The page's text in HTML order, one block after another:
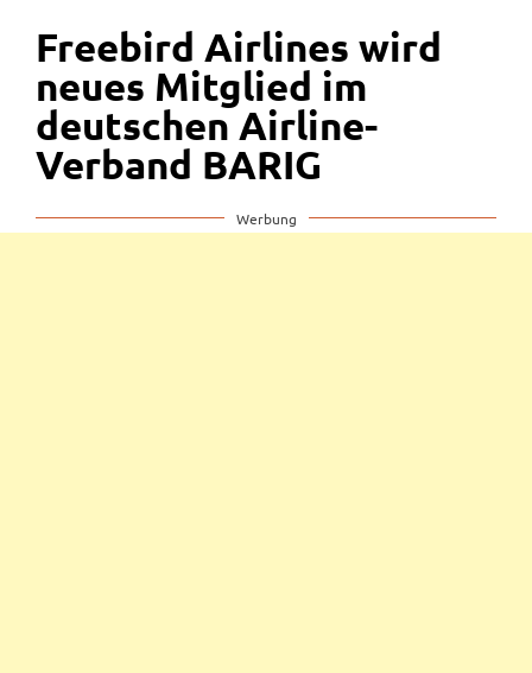
Freebird Airlines wird
neues Mitglied im
deutschen Airline-
Verband BARIG
Werbung